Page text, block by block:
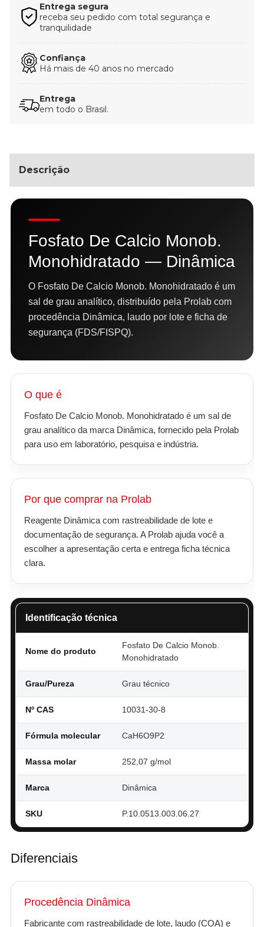
Entrega segura
receba seu pedido com total segurança e
tranquilidade
Confiança
Há mais de 40 anos no mercado
Entrega
em todo o Brasil.
Descrição
Fosfato De Calcio Monob.
Monohidratado — Dinâmica
O Fosfato De Calcio Monob. Monohidratado é um
sal de grau analítico, distribuído pela Prolab com
procedência Dinâmica, laudo por lote e ficha de
segurança (FDS/FISPQ).
O que é
Fosfato De Calcio Monob. Monohidratado é um sal de
grau analítico da marca Dinâmica, fornecido pela Prolab
para uso em laboratório, pesquisa e indústria.
Por que comprar na Prolab
Reagente Dinâmica com rastreabilidade de lote e
documentação de segurança. A Prolab ajuda você a
escolher a apresentação certa e entrega ficha técnica
clara.
Identificação técnica
Nome do produto
Fosfato De Calcio Monob.
Monohidratado
Grau/Pureza Grau técnico
Nº CAS 10031-30-8
Fórmula molecular CaH6O9P2
Massa molar 252,07 g/mol
Marca Dinâmica
SKU P.10.0513.003.06.27
Diferenciais
Procedência Dinâmica
Fabricante com rastreabilidade de lote, laudo (COA) e